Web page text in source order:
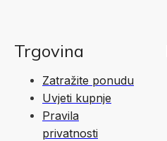
Trgovina
Zatražite ponudu
Uvjeti kupnje
Pravila
privatnosti